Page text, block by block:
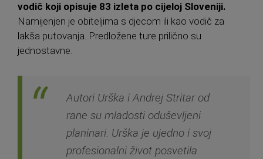
vodič koji opisuje 83 izleta po cijeloj Sloveniji.
Namijenjen je obiteljima s djecom ili kao vodič za
lakša putovanja. Predložene ture prilično su
jednostavne.
Autori Urška i Andrej Stritar od
rane su mladosti oduševljeni
planinari. Urška je ujedno i svoj
profesionalni život posvetila